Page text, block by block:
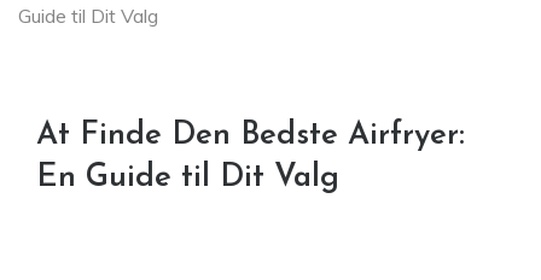
Guide til Dit Valg
At Finde Den Bedste Airfryer:
En Guide til Dit Valg